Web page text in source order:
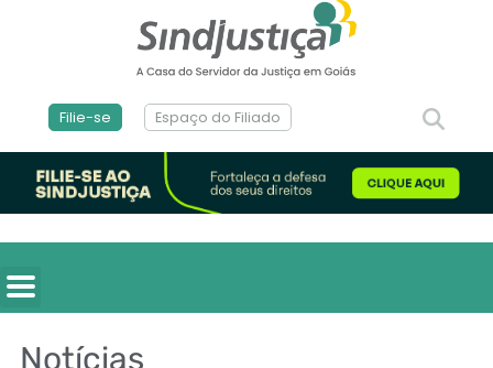
Filie-se Espaço do Filiado
Notícias